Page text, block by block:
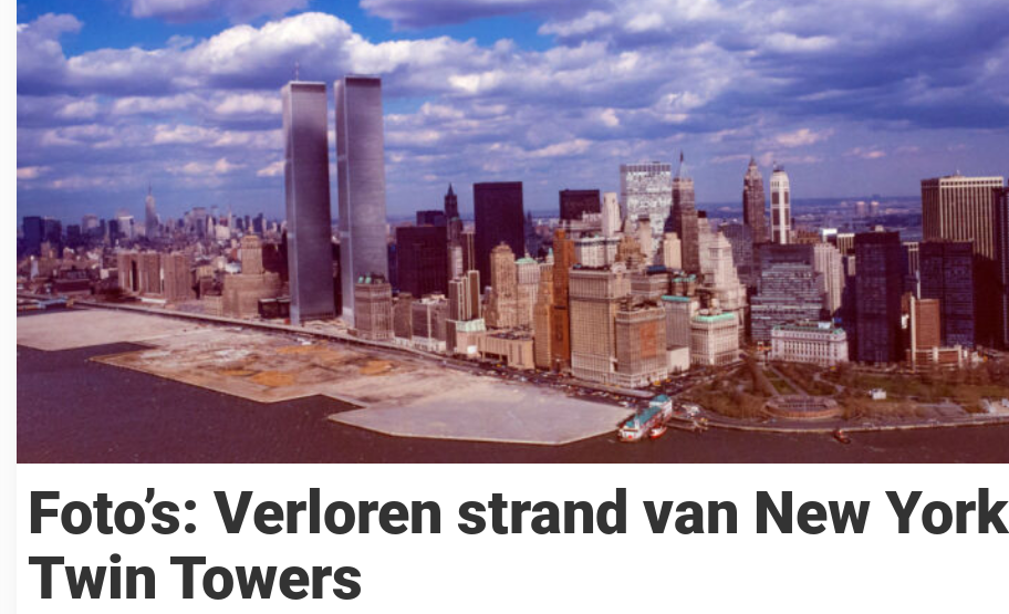
Foto’s: Verloren strand van New
Twin Towers